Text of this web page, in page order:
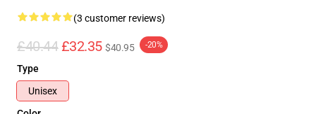
(3 customer reviews)
£40.44 £32.35 $40.95 -20%
Type
Unisex